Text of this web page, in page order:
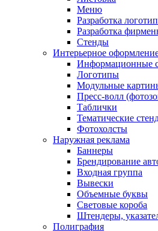
Меню
Разработка
Разработка
Стенды
Интерьерное
Информационные
Логотипы
Модульные
Пресс-волл
Таблички
Тематические
Фотохолсты
Наружная реклама
Баннеры
Брендирование
Входная группа
Вывески
Объемные буквы
Световые короба
Штендеры,
Полиграфия